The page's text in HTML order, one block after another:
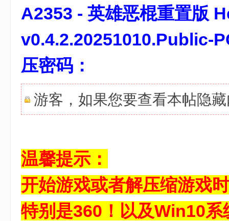
A2353 - 英雄恶棍重置版
v0.4.2.20251010.Public-
压密码：
游客，如果您要查看本帖隐
温馨提示：
开始游戏或者解压缩游戏
特别是360！以及Win10